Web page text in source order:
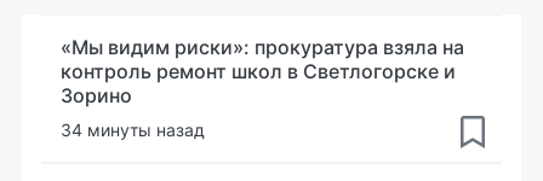
«Мы видим риски»: прокуратура взяла на
контроль ремонт школ в Светлогорске и
Зорино
34 минуты назад